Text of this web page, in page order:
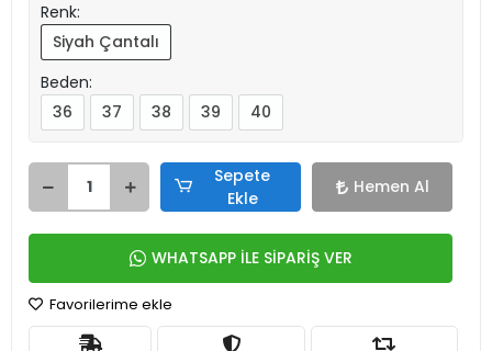
Renk:
Siyah Çantalı
Beden:
36
37 38 39 40
Sepete
Ekle
Hemen Al
WHATSAPP İLE SİPARİŞ VER
Favorilerime ekle